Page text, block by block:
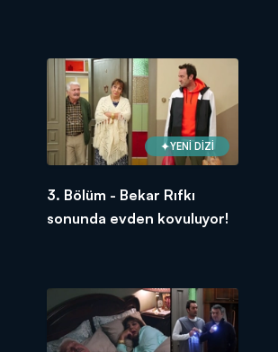
YENİ DİZİ
3. Bölüm - Bekar Rıfkı
sonunda evden kovuluyor!